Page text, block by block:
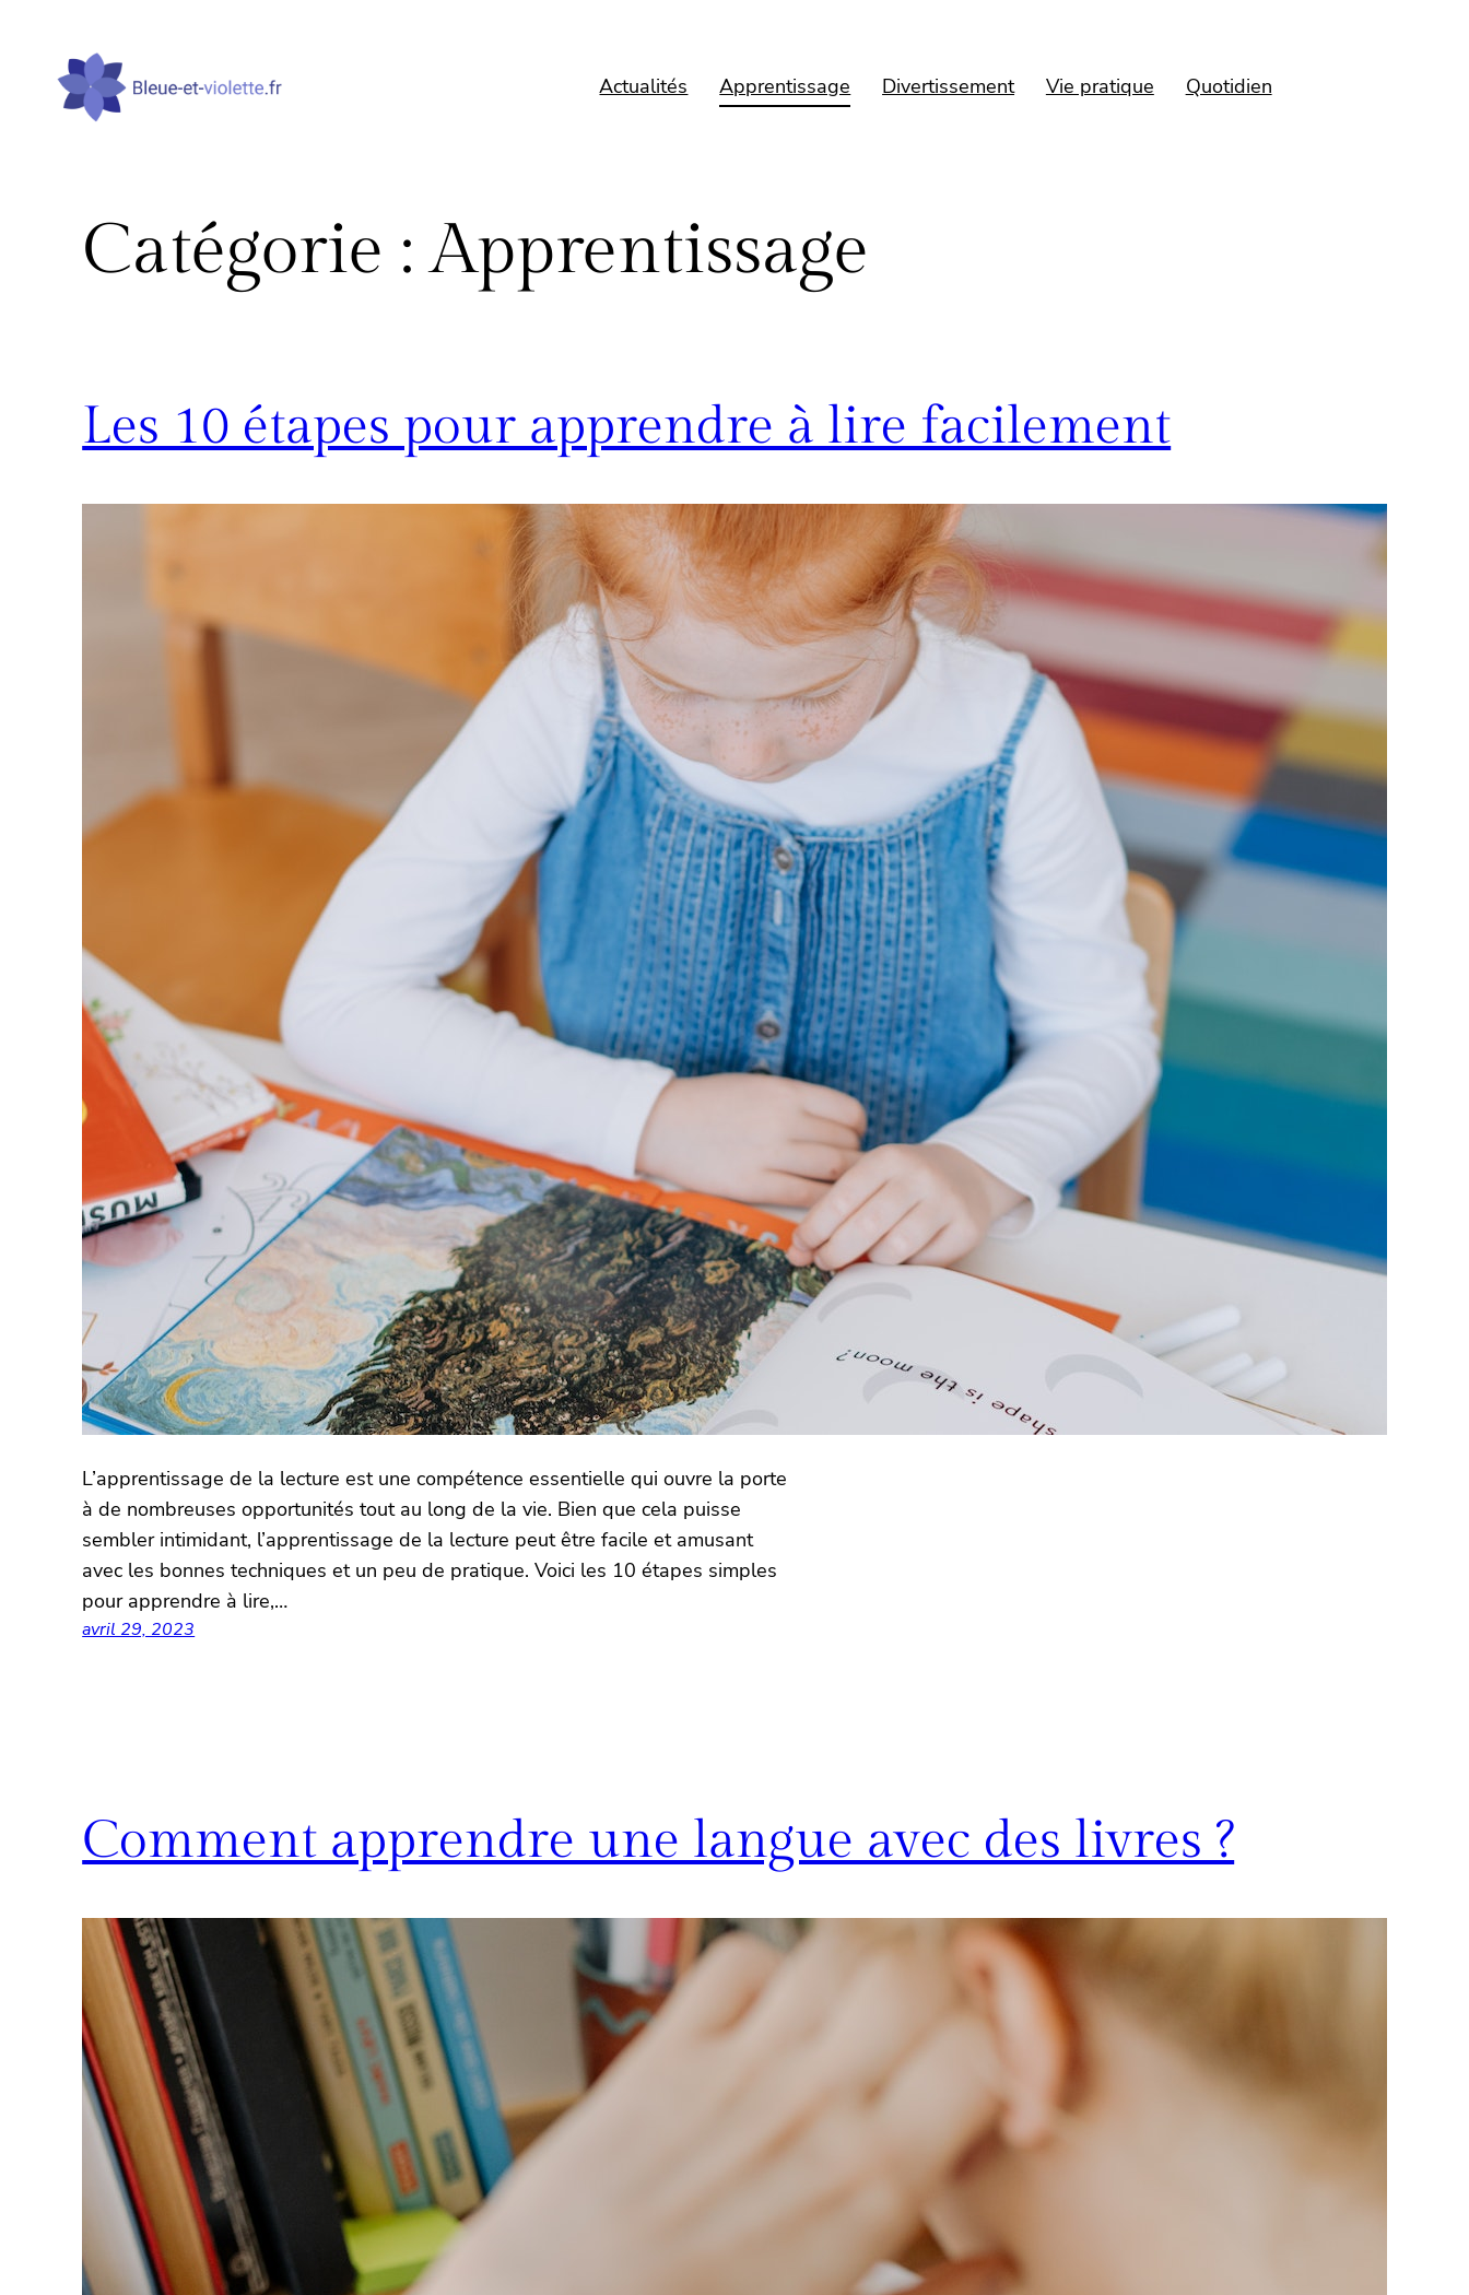
contenu
Actualités Apprentissage Divertissement Vie pratique Quotidien
Catégorie :Apprentissage
Les 10 étapes pour apprendre à lire facilement
L’apprentissage de la lecture est une compétence essentielle qui ouvre la porte
à de nombreuses opportunités tout au long de la vie. Bien que cela puisse
sembler intimidant, l’apprentissage de la lecture peut être facile et amusant
avec les bonnes techniques et un peu de pratique. Voici les 10 étapes simples
pour apprendre à lire,…
avril 29, 2023
Comment apprendre une langue avec des livres ?